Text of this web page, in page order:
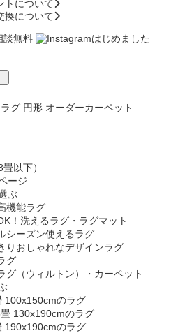
トについて
換について
ラグ 円形 オーダーカーペット
以下）
ージ
ぶ
機能ラグ
！洗えるラグ・ラグマット
シーズン使えるラグ
りおしゃれなデザインラグ
グ
グ（ウィルトン）・カーペット
100x150cmのラグ
130x190cmのラグ
190x190cmのラグ